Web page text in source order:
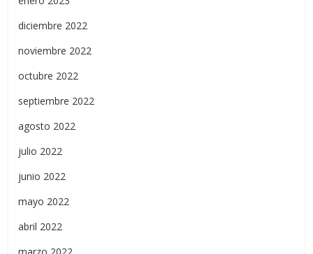
diciembre 2022
noviembre 2022
octubre 2022
septiembre 2022
agosto 2022
julio 2022
junio 2022
mayo 2022
abril 2022
marzo 2022